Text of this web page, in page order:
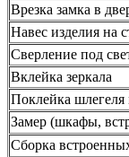
Врезка замка в
Навес изделия на
Сверление под
Вклейка зеркала
Поклейка шлегеля
Замер (шкафы,
Сборка